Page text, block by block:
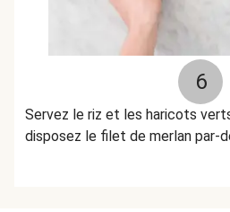
6
Servez le riz et les haricots
disposez le filet de merlan par-